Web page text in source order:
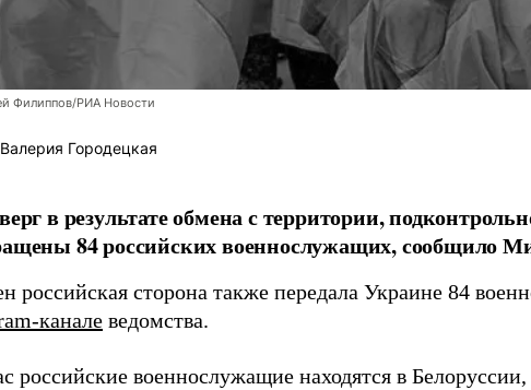
Филиппов/РИА Новости
Валерия Городецкая
в результате обмена с территории,
84 российских военнослужащих, сообщило
российская сторона также передала Украине 84
канале ведомства.
российские военнослужащие находятся в